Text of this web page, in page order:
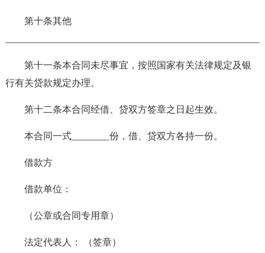
第十条其他
第十一条本合同未尽事宜，按照国家有关法律规定及银
行有关贷款规定办理。
第十二条本合同经借、贷双方签章之日起生效。
本合同一式________份，借、贷双方各持一份。
借款方
借款单位：
（公章或合同专用章）
法定代表人： （签章）